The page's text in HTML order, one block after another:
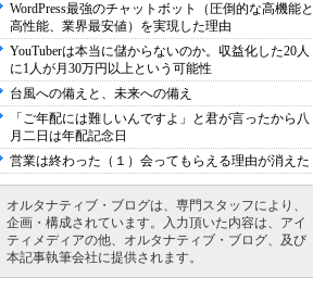
WordPress最強のチャットボット（圧倒的な高機能と
高性能、業界最安値）を実現した理由
YouTuberは本当に儲からないのか。収益化した20人
に1人が月30万円以上という可能性
台風への備えと、未来への備え
「ご年配には難しいんですよ」と君が言ったから八
月二日は年配記念日
営業は終わった（１）会ってもらえる理由が消えた
オルタナティブ・ブログは、専門スタッフにより、
企画・構成されています。入力頂いた内容は、アイ
ティメディアの他、オルタナティブ・ブログ、及び
本記事執筆会社に提供されます。